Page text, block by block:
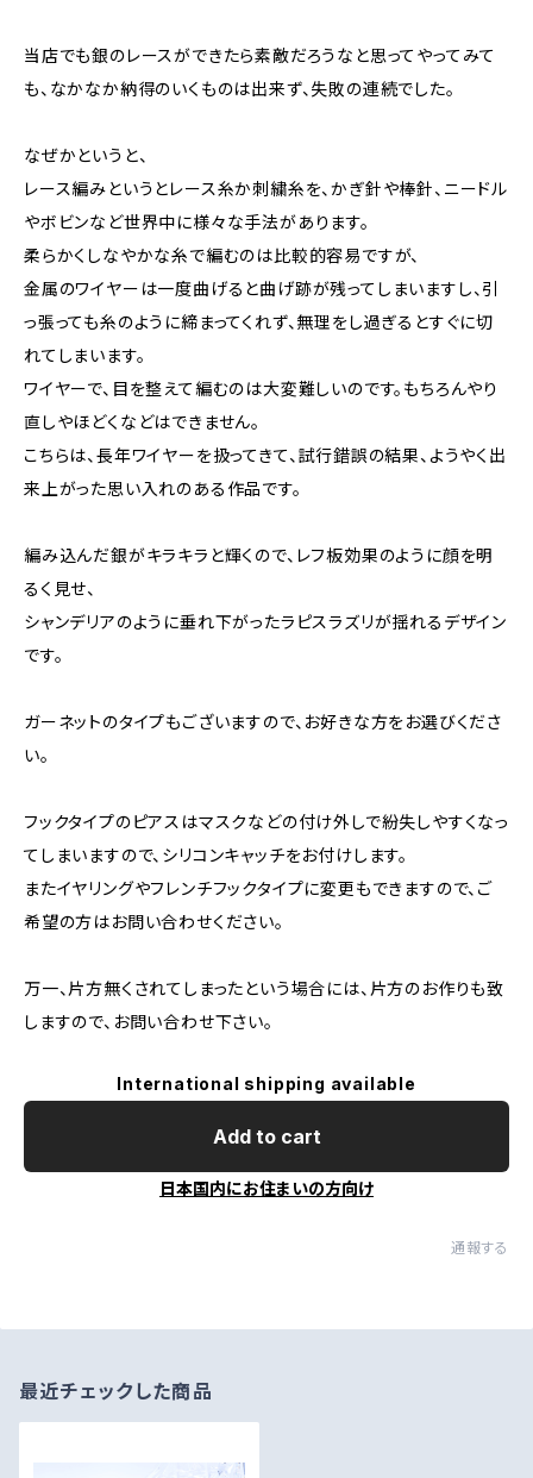
当店でも銀のレースができたら素敵だろうなと思ってやってみて
も、なかなか納得のいくものは出来ず、失敗の連続でした。
なぜかというと、
レース編みというとレース糸か刺繍糸を、かぎ針や棒針、ニードル
やボビンなど世界中に様々な手法があります。
柔らかくしなやかな糸で編むのは比較的容易ですが、
金属のワイヤーは一度曲げると曲げ跡が残ってしまいますし、引
っ張っても糸のように締まってくれず、無理をし過ぎるとすぐに切
れてしまいます。
ワイヤーで、目を整えて編むのは大変難しいのです。もちろんやり
直しやほどくなどはできません。
こちらは、長年ワイヤーを扱ってきて、試行錯誤の結果、ようやく出
来上がった思い入れのある作品です。
編み込んだ銀がキラキラと輝くので、レフ板効果のように顔を明
るく見せ、
シャンデリアのように垂れ下がったラピスラズリが揺れるデザイン
です。
ガーネットのタイプもございますので、お好きな方をお選びくださ
い。
フックタイプのピアスはマスクなどの付け外しで紛失しやすくなっ
てしまいますので、シリコンキャッチをお付けします。
またイヤリングやフレンチフックタイプに変更もできますので、ご
希望の方はお問い合わせください。
万一、片方無くされてしまったという場合には、片方のお作りも致
しますので、お問い合わせ下さい。
International shipping available
Add to cart
日本国内にお住まいの方向け
通報する
最近チェックした商品